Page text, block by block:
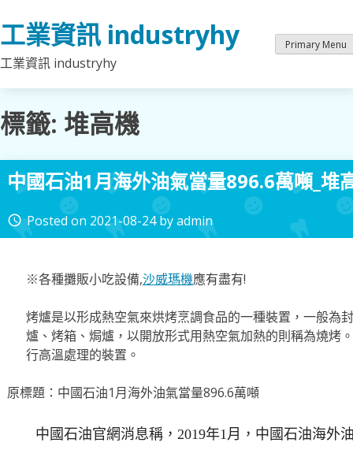
to
content
工業資訊 industryhy
工業資訊 industryhy
Primary Menu
標籤: 堆高機
中國石油1月海外油氣當量896.6萬噸_堆
access_time Posted on 2021-08-24byadmin
※各種攤販小吃設備,沙威瑪機應有盡有!
烤爐是以形成熱空氣來烘烤烹調食品的一種裝置，一般為
爐、烤箱、焗爐，以開放形式用熱空氣加熱的則稱為燒烤
行高溫處理的裝置。
原標題：中國石油1月海外油氣當量896.6萬噸
中國石油官網消息稱，2019年1月，中國石油海外